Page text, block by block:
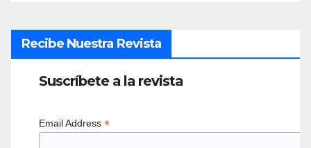
Recibe Nuestra Revista
Suscríbete a la revista
Email Address *